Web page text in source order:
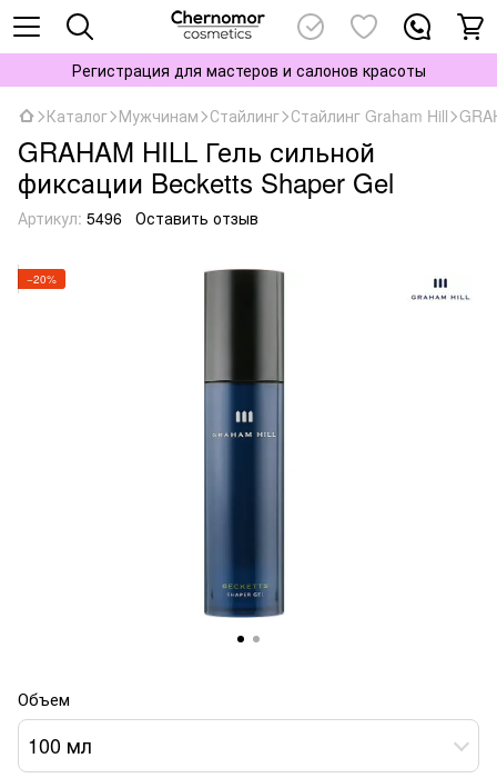
Регистрация для мастеров и салонов красоты
Каталог Мужчинам Стайлинг Стайлинг Graham Hill
GRAHAM HILL Гель сильной
фиксации Becketts Shaper Gel
Артикул: 5496 Оставить отзыв
−20%
Объем
100 мл